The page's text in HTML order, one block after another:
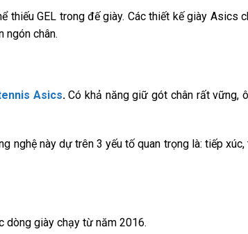
thiếu GEL trong đế giày. Các thiết kế giày Asics
ngón chân.
Asics. Có khả năng giữ gót chân rất vững,
nghệ này dự trên 3 yếu tố quan trọng là: tiếp
dòng giày chạy từ năm 2016.